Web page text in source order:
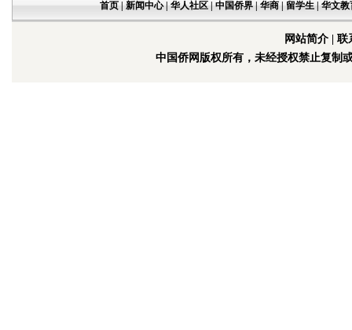
首页| 新闻中心| 华人社区| 中国侨界| 华商| 留学生| 华文教
网站简介| 联
中国侨网版权所有，未经授权禁止复制